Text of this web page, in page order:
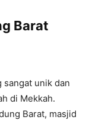
Barat
unik dan
di Mekkah.
Barat, masjid